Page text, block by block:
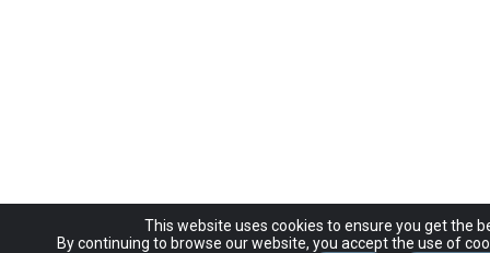
This website uses cookies to ensure you get the
By continuing to browse our website, you accept the use of